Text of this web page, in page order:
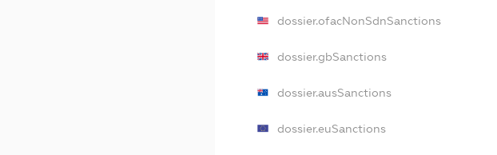
dossier.ofacNonSdnSanctions
dossier.gbSanctions
dossier.ausSanctions
dossier.euSanctions